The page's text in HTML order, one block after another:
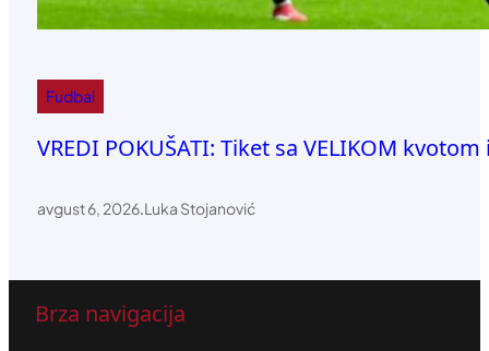
Fudbal
VREDI POKUŠATI: Tiket sa VELIKOM
avgust 6, 2026.Luka Stojanović
Brza navigacija